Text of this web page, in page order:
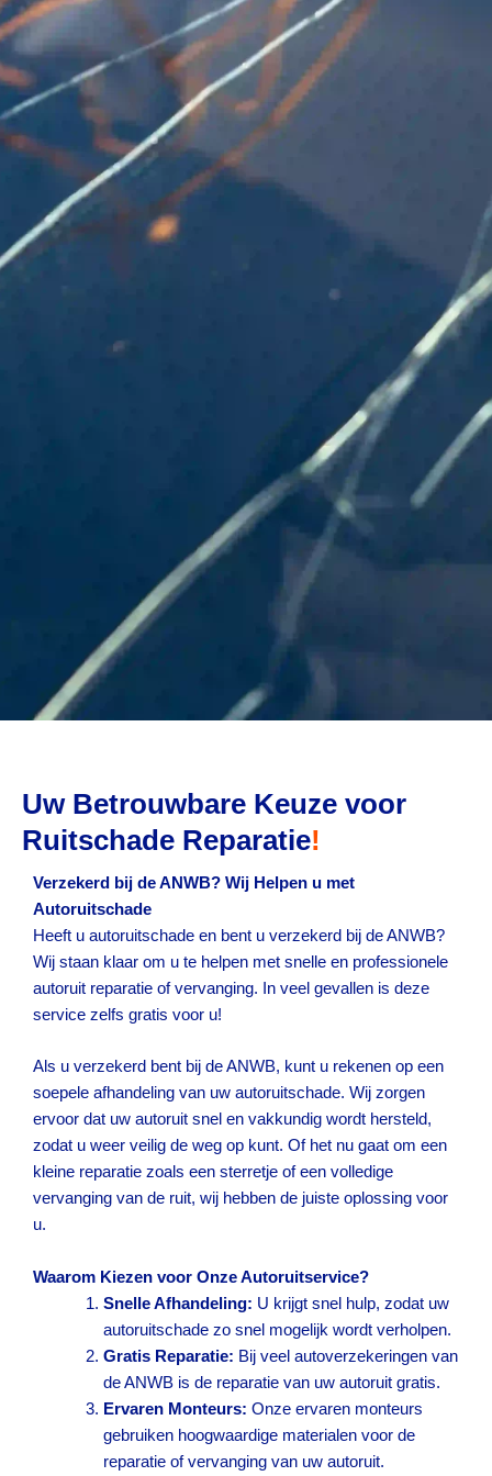
Uw Betrouwbare Keuze voor
Ruitschade Reparatie!
Verzekerd bij de ANWB? Wij Helpen u met
Autoruitschade
Heeft u autoruitschade en bent u verzekerd bij de ANWB?
Wij staan klaar om u te helpen met snelle en professionele
autoruit reparatie of vervanging. In veel gevallen is deze
service zelfs gratis voor u!
Als u verzekerd bent bij de ANWB, kunt u rekenen op een
soepele afhandeling van uw autoruitschade. Wij zorgen
ervoor dat uw autoruit snel en vakkundig wordt hersteld,
zodat u weer veilig de weg op kunt. Of het nu gaat om een
kleine reparatie zoals een sterretje of een volledige
vervanging van de ruit, wij hebben de juiste oplossing voor
u.
Waarom Kiezen voor Onze Autoruitservice?
Snelle Afhandeling: U krijgt snel hulp, zodat uw
autoruitschade zo snel mogelijk wordt verholpen.
Gratis Reparatie: Bij veel autoverzekeringen van
de ANWB is de reparatie van uw autoruit gratis.
Ervaren Monteurs: Onze ervaren monteurs
gebruiken hoogwaardige materialen voor de
reparatie of vervanging van uw autoruit.